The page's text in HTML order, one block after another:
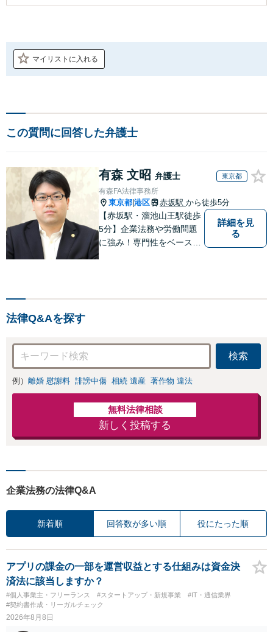
マイリストに入れる
この質問に回答した弁護士
有森 文昭 弁護士 東京都
有森FA法律事務所
東京都 港区 赤坂駅 から徒歩5分
【赤坂駅・溜池山王駅徒歩
5分】企業法務や労働問題
に強み！専門性をベースに
詳細を見
る
法律Q&Aを探す
検索
例） 離婚 慰謝料 誹謗中傷 相続 遺産 著作物 違法
無料法律相談
新しく投稿する
企業法務の法律Q&A
新着順 回答数が多い順 役にたった順
アプリの課金の一部を運営収益とする仕組みは資金決
済法に該当しますか？
#個人事業主・フリーランス #スタートアップ・新規事業
#IT・通信業界
#契約書作成・リーガルチェック
2026年8月8日